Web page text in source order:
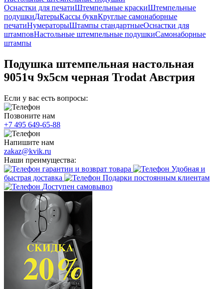
Оснастки для печатиШтемпельные краскиШтемпельные
подушкиДатерыКассы буквКруглые самонаборные
печатиНумераторыШтампы стандартныеОснастки для
штамповНастольные штемпельные подушкиСамонаборные
штампы
Подушка штемпельная настольная
9051ч 9х5см черная Trodat Австрия
Если у вас есть вопросы:
Позвоните нам
+7 495 649-65-88
Напишите нам
zakaz@kvik.ru
Наши преимущества:
гарантии и возврат товара
Удобная и
быстрая доставка
Подарки постоянным клиентам
Доступен самовывоз